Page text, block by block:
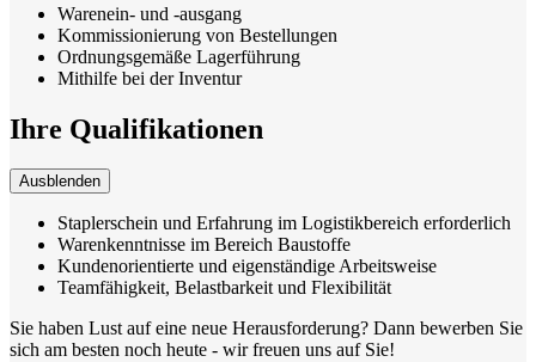
Warenein- und -ausgang
Kommissionierung von Bestellungen
Ordnungsgemäße Lagerführung
Mithilfe bei der Inventur
Ihre Qualifikationen
Ausblenden
Staplerschein und Erfahrung im Logistikbereich erforderlich
Warenkenntnisse im Bereich Baustoffe
Kundenorientierte und eigenständige Arbeitsweise
Teamfähigkeit, Belastbarkeit und Flexibilität
Sie haben Lust auf eine neue Herausforderung? Dann bewerben Sie
sich am besten noch heute - wir freuen uns auf Sie!